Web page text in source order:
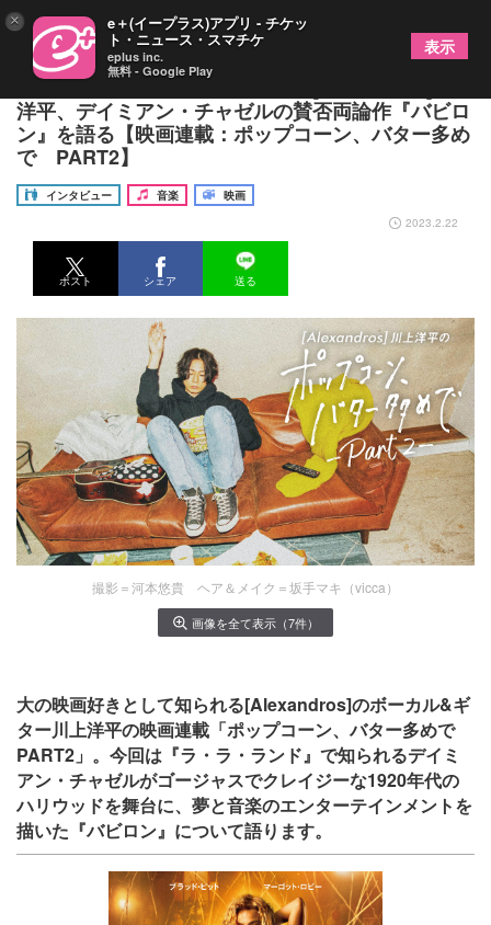
「裏『ラ・ラ・ランド』かも？」[Alexandros]川上
洋平、デイミアン・チャゼルの賛否両論作『バビロ
ン』を語る【映画連載：ポップコーン、バター多め
で PART2】
インタビュー 音楽
映画
2023.2.22
ポスト シェア 送る
撮影＝河本悠貴 ヘア＆メイク＝坂手マキ（vicca）
画像を全て表示（7件）
大の映画好きとして知られる[Alexandros]のボーカル&ギ
ター川上洋平の映画連載「ポップコーン、バター多めで
PART2」。今回は『ラ・ラ・ランド』で知られるデイミ
アン・チャゼルがゴージャスでクレイジーな1920年代の
ハリウッドを舞台に、夢と音楽のエンターテインメントを
描いた『バビロン』について語ります。
× e＋(イープラス)アプリ - チケッ
ト・ニュース・スマチケ
eplus inc.
無料 - Google Play
表示